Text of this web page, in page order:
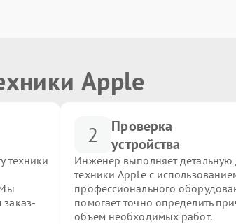
Apple
техники
Мы
2
Проверка
устройства
Инженер выполняет детальную
техники Apple с
профессионального
помогает точно определить
объём необходимых работ.